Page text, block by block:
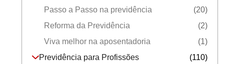
Passo a Passo na previdência
(20)
Reforma da Previdência
(2)
Viva melhor na aposentadoria
(1)
Previdência para Profissões
(110)